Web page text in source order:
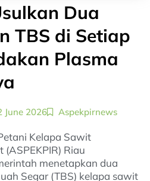
Dua
TBS di Setiap
Plasma
June 2026 Aspekpirnews
Kelapa Sawit
Riau
menetapkan dua
Segar (TBS) kelapa sawit